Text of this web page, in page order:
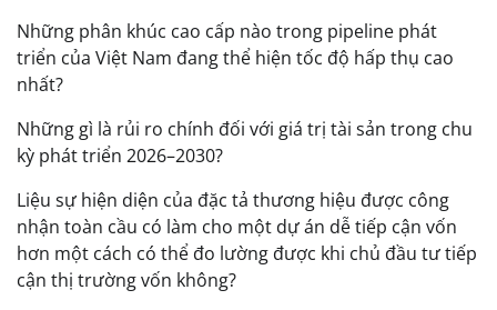
Những phân khúc cao cấp nào trong pipeline phát
triển của Việt Nam đang thể hiện tốc độ hấp thụ cao
nhất?
Những gì là rủi ro chính đối với giá trị tài sản trong chu
kỳ phát triển 2026–2030?
Liệu sự hiện diện của đặc tả thương hiệu được công
nhận toàn cầu có làm cho một dự án dễ tiếp cận vốn
hơn một cách có thể đo lường được khi chủ đầu tư tiếp
cận thị trường vốn không?